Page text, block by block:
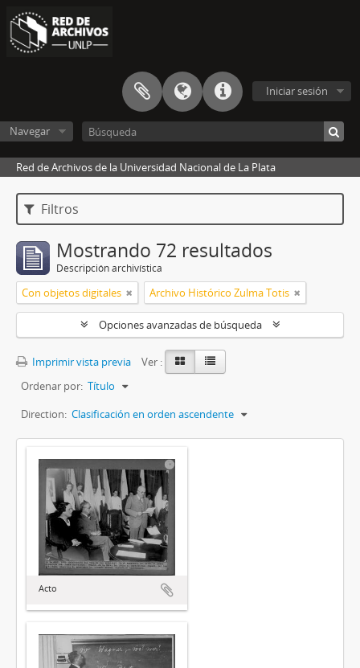
Iniciar sesión
Navegar
Red de Archivos de la Universidad Nacional de La Plata
Filtros
Mostrando 72 resultados
Descripción archivística
Con objetos digitales Archivo Histórico Zulma Totis
Opciones avanzadas de búsqueda
Imprimir vista previa
Ver :
Ordenar por: Título
Direction: Clasificación en orden ascendente
Acto